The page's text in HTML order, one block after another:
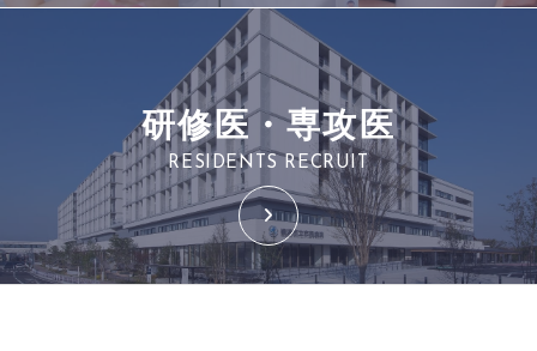
研修医・専攻医
RESIDENTS RECRUIT